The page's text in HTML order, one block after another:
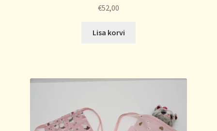
€52,00
Lisa korvi